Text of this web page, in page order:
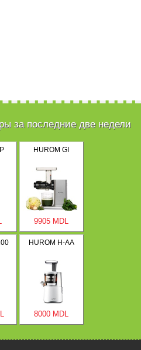
за последние две недели
HUROM GI
9905 MDL
HUROM H-AA
8000 MDL